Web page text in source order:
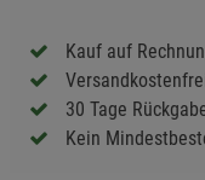
Kauf auf
30 Tage
Kein